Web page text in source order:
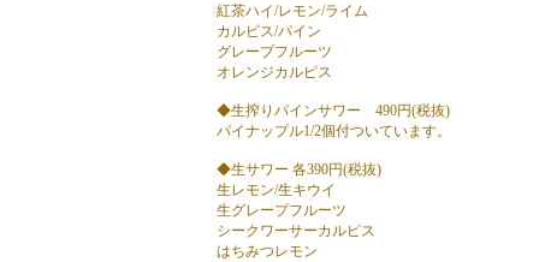
紅茶ハイ/レモン/ライム
カルピス/パイン
グレープフルーツ
オレンジカルピス
◆生搾りパインサワー 490円(税抜)
パイナップル1/2個付ついています。
◆生サワー 各390円(税抜)
生レモン/生キウイ
生グレープフルーツ
シークワーサーカルピス
はちみつレモン